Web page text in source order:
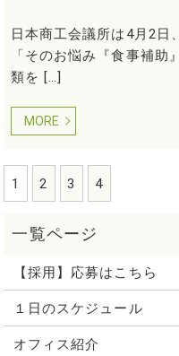
日本商工会議所は4月2日
「そのお悩み『食事補
類を […]
MORE
1 2 3 4
【採用】応募はこちら
１日のスケジュール
オフィス紹介